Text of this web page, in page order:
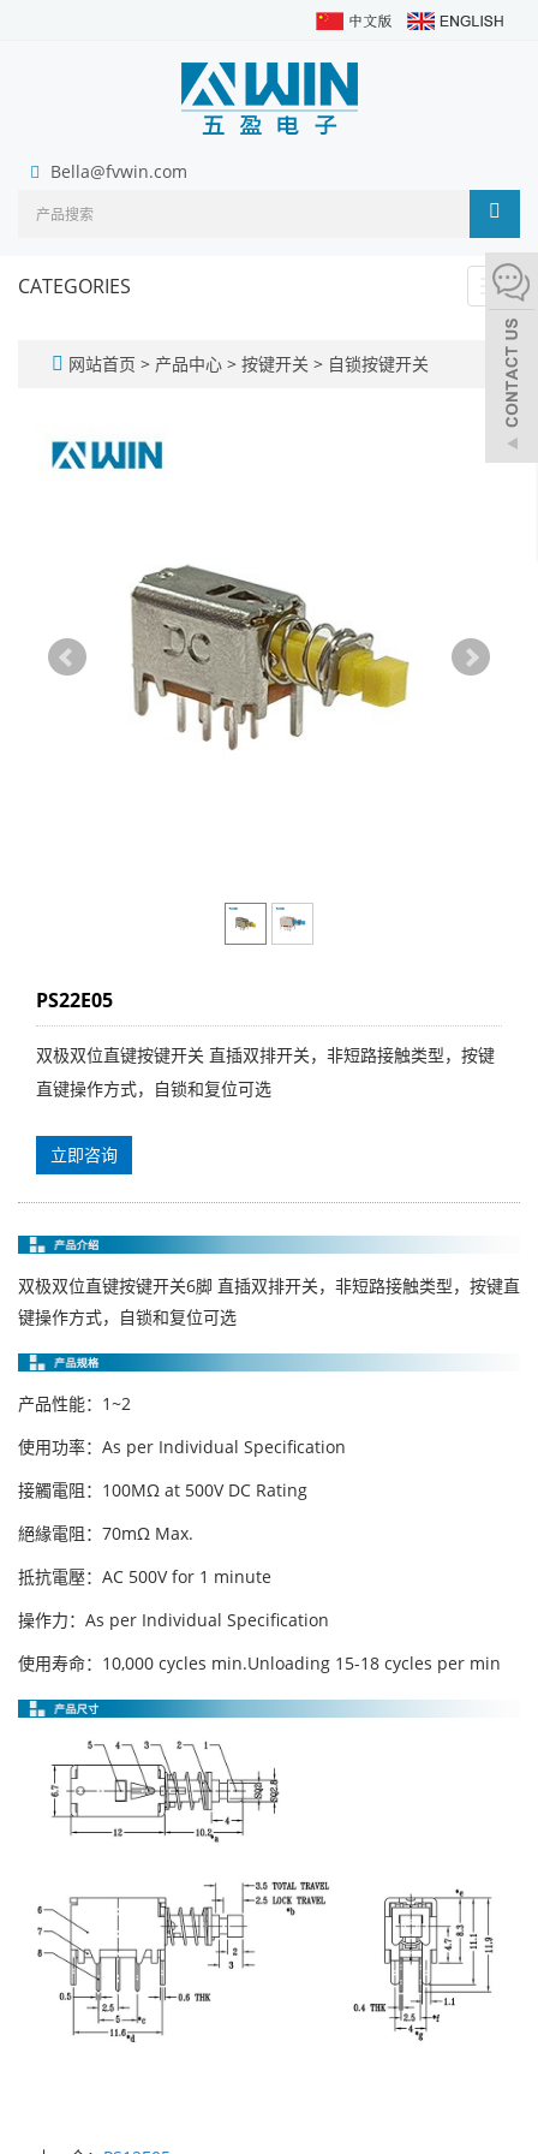
Bella@fvwin.com
CATEGORIES
网站首页 > 产品中心 > 按键开关 > 自锁按键开关
PS22E05
双极双位直键按键开关 直插双排开关，非短路接触类型，按键
直键操作方式，自锁和复位可选
立即咨询
双极双位直键按键开关6脚 直插双排开关，非短路接触类型，按键直
键操作方式，自锁和复位可选
产品性能：1~2
使用功率：As per Individual Specification
接觸電阻：100MΩ at 500V DC Rating
絕緣電阻：70mΩ Max.
抵抗電壓：AC 500V for 1 minute
操作力：As per Individual Specification
使用寿命：10,000 cycles min.Unloading 15-18 cycles per min